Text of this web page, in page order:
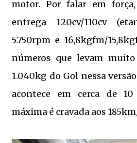
motor. Por falar em
entrega 120cv/110cv
5.750rpm e 16,8kgfm/
números que levam
1.040kg do Gol nessa
acontece em cerca de
máxima é cravada aos